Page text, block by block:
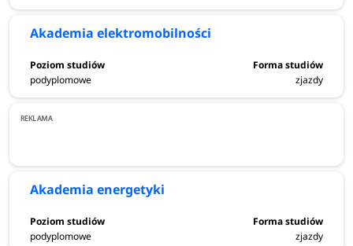
Elbląg
Gorzów Wielkopolski
Jelenia Góra
Nowy Sącz
Akademia elektromobilności
podyplomowe zjazdy
Akademia energetyki
podyplomowe zjazdy